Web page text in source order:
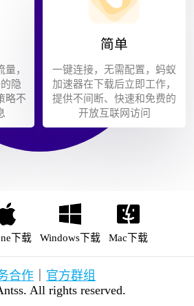
，
隐
略不
简单
一键连接，无需配置，蚂蚁
加速器在下载后立即工作，
提供不间断、快速和免费的
开放互联网访问
下载 Windows下载 Mac下载
All rights reserved.
合作 官方群组